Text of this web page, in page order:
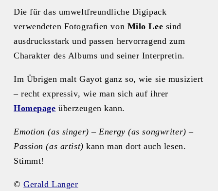
Die für das umweltfreundliche Digipack
verwendeten Fotografien von Milo Lee sind
ausdrucksstark und passen hervorragend zum
Charakter des Albums und seiner Interpretin.
Im Übrigen malt Gayot ganz so, wie sie musiziert
– recht expressiv, wie man sich auf ihrer
Homepage überzeugen kann.
Emotion (as singer) – Energy (as songwriter) –
Passion (as artist) kann man dort auch lesen.
Stimmt!
©Gerald Langer